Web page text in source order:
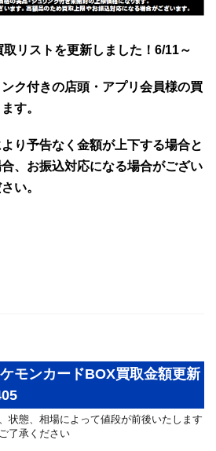
リストを更新しました！6/11～
ク付きの店頭・アプリ会員様の買
す。
り予告なく金額が上下する場合と
、お振込対応になる場合がござい
い。
モンカードBOX買取金額更新
状態、相場によって値段が前後いたします
了承ください